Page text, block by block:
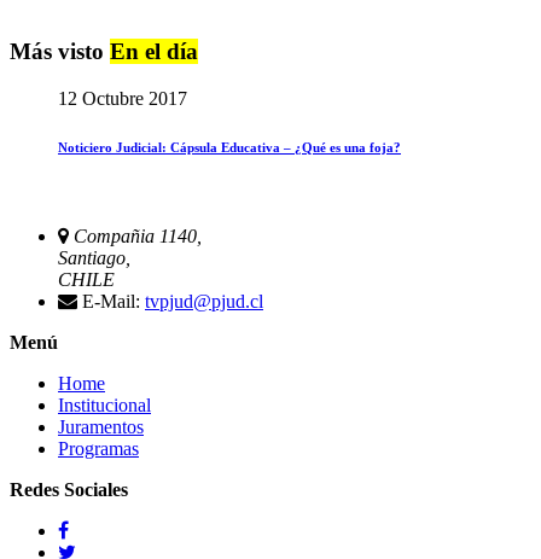
Más visto En el día
12 Octubre 2017
Noticiero Judicial: Cápsula Educativa – ¿Qué es una foja?
Compañia 1140,
Santiago,
CHILE
E-Mail: tvpjud@pjud.cl
Menú
Home
Institucional
Juramentos
Programas
Redes Sociales